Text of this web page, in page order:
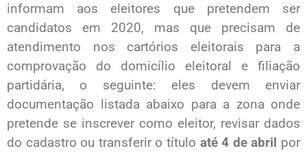
informam aos eleitores que pretendem ser
candidatos em 2020, mas que precisam de
atendimento nos cartórios eleitorais para a
comprovação do domicílio eleitoral e filiação
partidária, o seguinte: eles devem enviar
documentação listada abaixo para a zona onde
pretende se inscrever como eleitor, revisar dados
do cadastro ou transferir o título até 4 de abril por